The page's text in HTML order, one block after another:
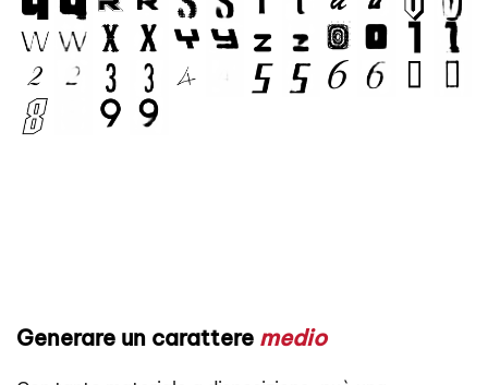
Generare un carattere medio